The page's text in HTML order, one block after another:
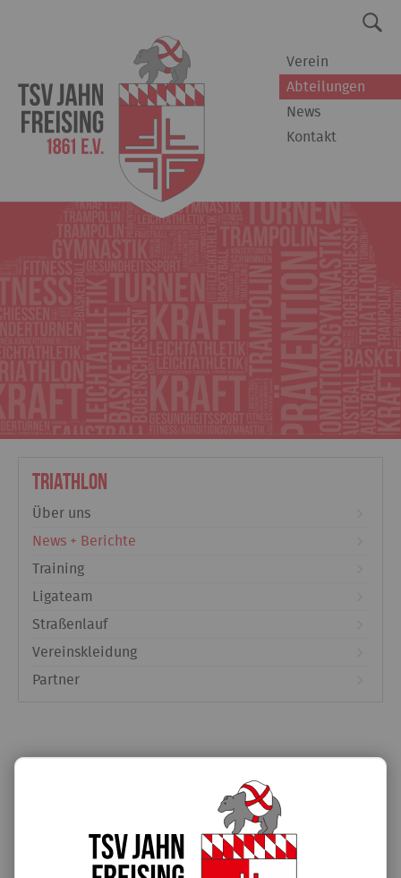
Verein
Abteilungen
News
Kontakt
Triathlon
Über uns
News + Berichte
Training
Ligateam
Straßenlauf
Vereinskleidung
Partner
Silvester Spendenlauf Schwaig
19.11.2024 | Von Andreas Hinterstocker